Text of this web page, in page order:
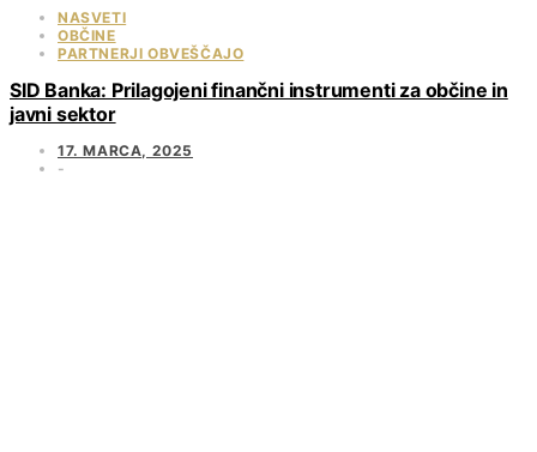
NASVETI
OBČINE
PARTNERJI OBVEŠČAJO
SID Banka: Prilagojeni finančni instrumenti za občine in
javni sektor
17. MARCA, 2025